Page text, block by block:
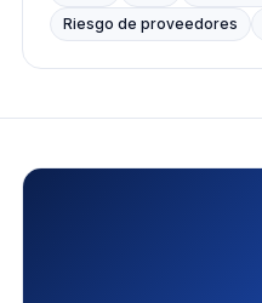
Riesgo de proveedores